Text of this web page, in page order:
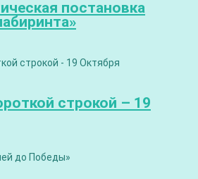
постановка
строкой – 19